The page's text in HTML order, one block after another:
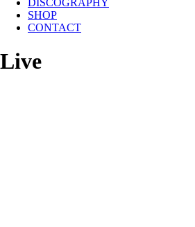
DISCOGRAPHY
SHOP
CONTACT
Live